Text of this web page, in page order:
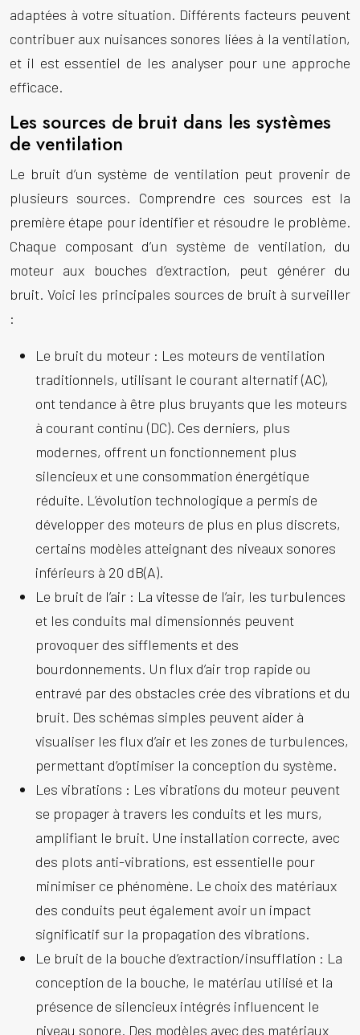
adaptées à votre situation. Différents facteurs peuvent
contribuer aux nuisances sonores liées à la ventilation,
et il est essentiel de les analyser pour une approche
efficace.
Les sources de bruit dans les systèmes
de ventilation
Le bruit d’un système de ventilation peut provenir de
plusieurs sources. Comprendre ces sources est la
première étape pour identifier et résoudre le problème.
Chaque composant d’un système de ventilation, du
moteur aux bouches d’extraction, peut générer du
bruit. Voici les principales sources de bruit à surveiller
:
Le bruit du moteur : Les moteurs de ventilation
traditionnels, utilisant le courant alternatif (AC),
ont tendance à être plus bruyants que les moteurs
à courant continu (DC). Ces derniers, plus
modernes, offrent un fonctionnement plus
silencieux et une consommation énergétique
réduite. L’évolution technologique a permis de
développer des moteurs de plus en plus discrets,
certains modèles atteignant des niveaux sonores
inférieurs à 20 dB(A).
Le bruit de l’air : La vitesse de l’air, les turbulences
et les conduits mal dimensionnés peuvent
provoquer des sifflements et des
bourdonnements. Un flux d’air trop rapide ou
entravé par des obstacles crée des vibrations et du
bruit. Des schémas simples peuvent aider à
visualiser les flux d’air et les zones de turbulences,
permettant d’optimiser la conception du système.
Les vibrations : Les vibrations du moteur peuvent
se propager à travers les conduits et les murs,
amplifiant le bruit. Une installation correcte, avec
des plots anti-vibrations, est essentielle pour
minimiser ce phénomène. Le choix des matériaux
des conduits peut également avoir un impact
significatif sur la propagation des vibrations.
Le bruit de la bouche d’extraction/insufflation : La
conception de la bouche, le matériau utilisé et la
présence de silencieux intégrés influencent le
niveau sonore. Des modèles avec des matériaux